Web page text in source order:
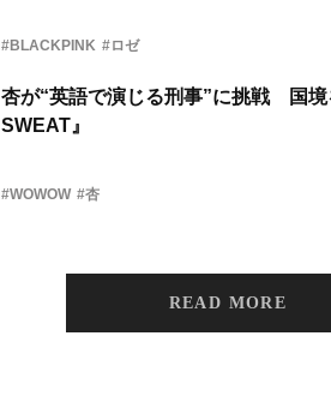
#BLACKPINK #ロゼ
杏が“英語で演じる刑事”に挑戦 国
SWEAT』
#WOWOW #杏
READ MORE